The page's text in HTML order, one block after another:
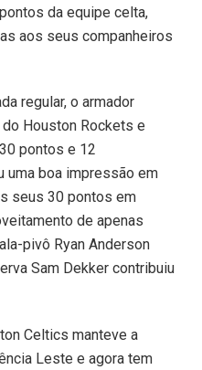
da equipe celta,
aos seus companheiros
regular, o armador
Houston Rockets e
pontos e 12
uma boa impressão em
seus 30 pontos em
de apenas
pivô Ryan Anderson
Sam Dekker contribuiu
Celtics manteve a
Leste e agora tem